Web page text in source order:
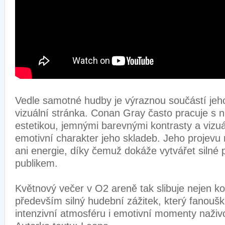
Vedle samotné hudby je výraznou součástí
vizuální stránka. Conan Gray často pracuje s
estetikou, jemnými barevnými kontrasty a
emotivní charakter jeho skladeb. Jeho projevu
ani energie, díky čemuž dokáže vytvářet silné
publikem.
Květnový večer v O2 areně tak slibuje nejen
především silný hudební zážitek, který
intenzivní atmosféru i emotivní momenty